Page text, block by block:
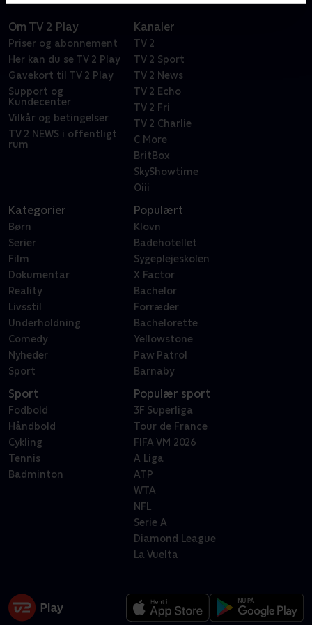
Om TV 2 Play
Priser og abonnement
Her kan du se TV 2 Play
Gavekort til TV 2 Play
Support og
Kundecenter
Vilkår og betingelser
TV 2 NEWS i offentligt
rum
Kanaler
TV 2
TV 2 Sport
TV 2 News
TV 2 Echo
TV 2 Fri
TV 2 Charlie
C More
BritBox
SkyShowtime
Oiii
Kategorier
Børn
Serier
Film
Dokumentar
Reality
Livsstil
Underholdning
Comedy
Nyheder
Sport
Populært
Klovn
Badehotellet
Sygeplejeskolen
X Factor
Bachelor
Forræder
Bachelorette
Yellowstone
Paw Patrol
Barnaby
Sport
Fodbold
Håndbold
Cykling
Tennis
Badminton
Populær sport
3F Superliga
Tour de France
FIFA VM 2026
A Liga
ATP
WTA
NFL
Serie A
Diamond League
La Vuelta